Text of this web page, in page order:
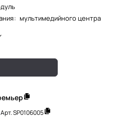
: мультимедийного центра
Арт.SP0106005